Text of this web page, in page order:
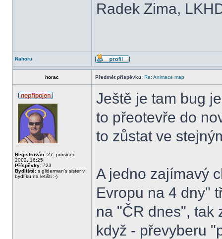
Radek Zima,
Nahoru
horac Předmět příspěvku: Re: Animace map
Registrován: 27. prosinec
2002, 16:25
Příspěvky: 723
Bydliště: s gliderman's sister v
bydlíku na letišti :-)
Ještě je tam bug
to přeotevře do
to zůstat ve
A jedno zajímavý
Evropu na 4 dny"
na "ČR dnes", tak
když - převyberu